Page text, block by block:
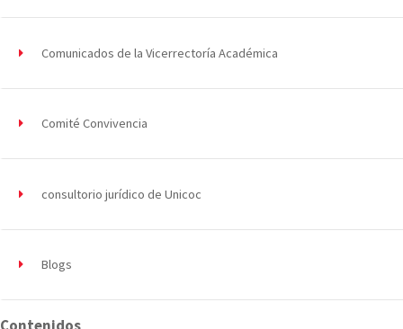
Comunicados de la Vicerrectoría Académica
Comité Convivencia
consultorio jurídico de Unicoc
Blogs